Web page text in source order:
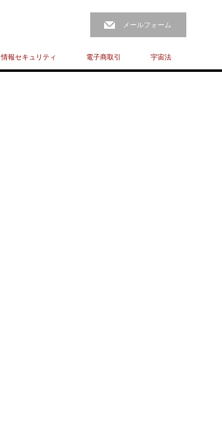
メールフォーム
情報セキュリティ 電子商取引 宇宙法